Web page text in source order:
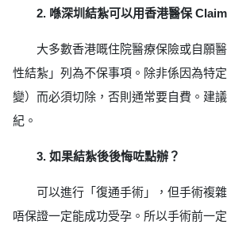
2. 喺深圳結紮可以用香港醫保
大多數香港嘅住院醫療保險或自願
性結紮」列為不保事項。除非係因為特
變）而必須切除，否則通常要自費。建
紀。
3. 如果結紮後後悔咗點辦？
可以進行「復通手術」，但手術複
唔保證一定能成功受孕。所以手術前一